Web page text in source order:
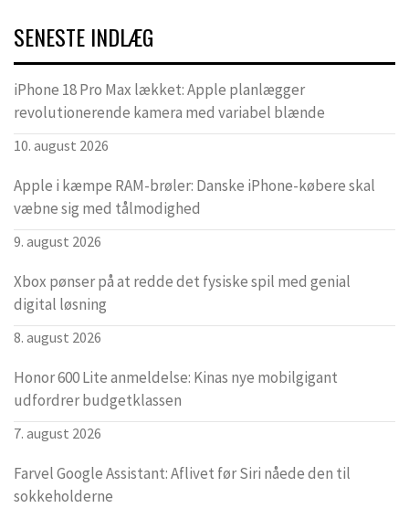
SENESTE INDLÆG
iPhone 18 Pro Max lækket: Apple planlægger
revolutionerende kamera med variabel blænde
10. august 2026
Apple i kæmpe RAM-brøler: Danske iPhone-købere skal
væbne sig med tålmodighed
9. august 2026
Xbox pønser på at redde det fysiske spil med genial
digital løsning
8. august 2026
Honor 600 Lite anmeldelse: Kinas nye mobilgigant
udfordrer budgetklassen
7. august 2026
Farvel Google Assistant: Aflivet før Siri nåede den til
sokkeholderne